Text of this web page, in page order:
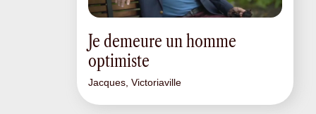
Je demeure un homme
optimiste
Jacques, Victoriaville